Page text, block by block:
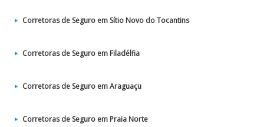
Corretoras de Seguro em Sítio Novo do Tocantins
Corretoras de Seguro em Filadélfia
Corretoras de Seguro em Araguaçu
Corretoras de Seguro em Praia Norte